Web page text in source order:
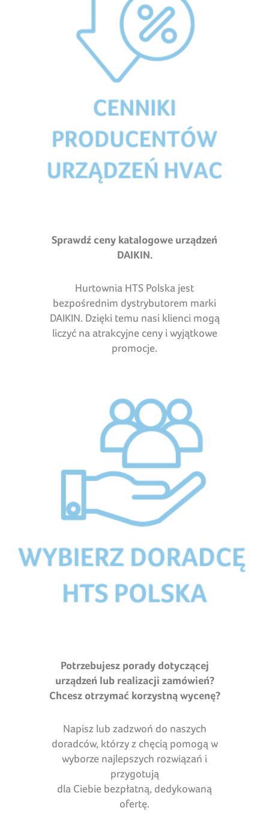
Sprawdź ceny katalogowe urządzeń
DAIKIN.
Hurtownia HTS Polska jest
bezpośrednim dystrybutorem marki
DAIKIN. Dzięki temu nasi klienci mogą
liczyć na atrakcyjne ceny i wyjątkowe
promocje.
Potrzebujesz porady dotyczącej
urządzeń lub realizacji zamówień?
Chcesz otrzymać korzystną wycenę?
Napisz lub zadzwoń do naszych
doradców, którzy z chęcią pomogą w
wyborze najlepszych rozwiązań i
przygotują
dla Ciebie bezpłatną, dedykowaną
ofertę.